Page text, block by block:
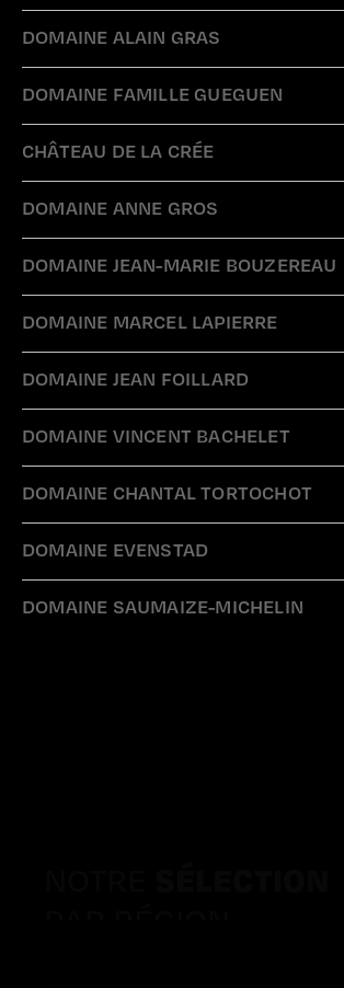
DOMAINE ALAIN GRAS
DOMAINE FAMILLE GUEGUEN
CHÂTEAU DE LA CRÉE
DOMAINE ANNE GROS
DOMAINE JEAN-MARIE BOUZEREAU
DOMAINE MARCEL LAPIERRE
DOMAINE JEAN FOILLARD
DOMAINE VINCENT BACHELET
DOMAINE CHANTAL TORTOCHOT
DOMAINE EVENSTAD
DOMAINE SAUMAIZE-MICHELIN